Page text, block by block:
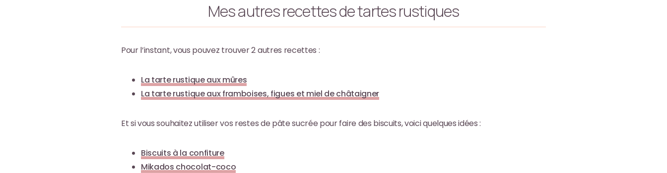
Mes autres recettes de tartes rustiques
Pour l’instant, vous pouvez trouver 2 autres recettes :
La tarte rustique aux mûres
La tarte rustique aux framboises, figues et miel de châtaigner
Et si vous souhaitez utiliser vos restes de pâte sucrée pour faire des biscuits, voici quelques idées :
Biscuits à la confiture
Mikados chocolat-coco